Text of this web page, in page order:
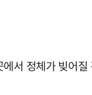
서 정체가 빚어